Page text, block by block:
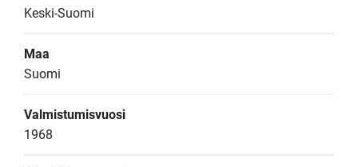
Keski-Suomi
Maa
Suomi
Valmistumisvuosi
1968